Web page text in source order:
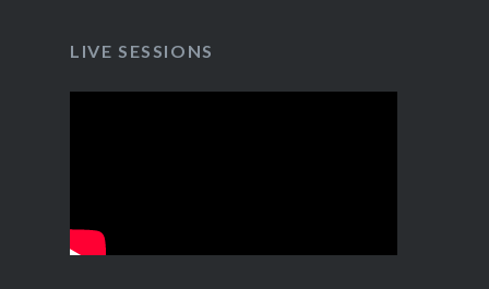
LIVE SESSIONS